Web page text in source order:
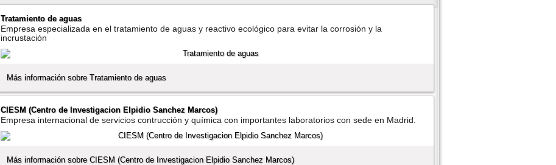
Tratamiento de aguas
Empresa especializada en el tratamiento de aguas y reactivo ecológico para evitar la corrosión y la
incrustación
Más información sobre Tratamiento de aguas
CIESM (Centro de Investigacion Elpidio Sanchez Marcos)
Empresa internacional de servicios contrucción y quí­mica con importantes laboratorios con sede en Madrid.
Más información sobre CIESM (Centro de Investigacion Elpidio Sanchez Marcos)